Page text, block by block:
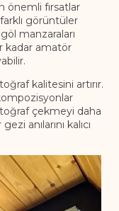
önemli fırsatlar
görüntüler
manzaraları
kadar amatör
kalitesini artırır.
çekmeyi daha
anılarını kalıcı